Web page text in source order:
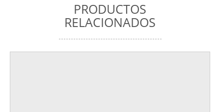
PRODUCTOS
RELACIONADOS